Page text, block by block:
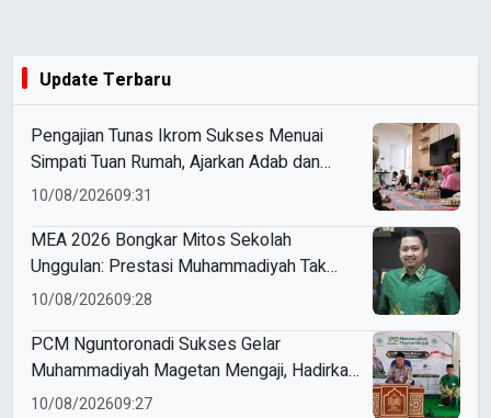
Update Terbaru
Pengajian Tunas Ikrom Sukses Menuai
Simpati Tuan Rumah, Ajarkan Adab dan
Pererat Silaturahmi Siswa
10/08/202609:31
MEA 2026 Bongkar Mitos Sekolah
Unggulan: Prestasi Muhammadiyah Tak
Lagi Milik Pusat Kota
10/08/202609:28
PCM Nguntoronadi Sukses Gelar
Muhammadiyah Magetan Mengaji, Hadirkan
350 Jamaah
10/08/202609:27